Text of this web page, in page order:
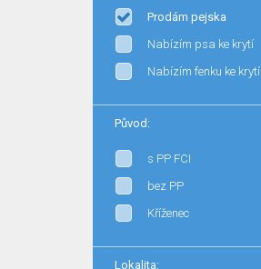
Prodám pejska
Nabízím psa ke krytí
Nabízím fenku ke krytí
Původ:
s PP FCI
bez PP
Kříženec
Lokalita: